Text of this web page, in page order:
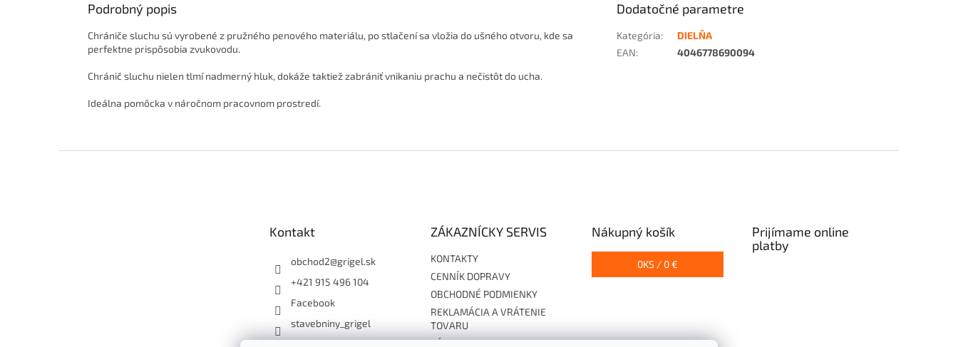
Podrobný popis
Chrániče sluchu sú vyrobené z pružného penového materiálu, po stlačení sa vložia do ušného otvoru, kde sa
perfektne prispôsobia zvukovodu.
Chránič sluchu nielen tlmí nadmerný hluk, dokáže taktiež zabrániť vnikaniu prachu a nečistôt do ucha.
Ideálna pomôcka v náročnom pracovnom prostredí.
Dodatočné parametre
Kategória:
DIELŇA
EAN: 4046778690094
Kontakt
obchod2@grigel.sk
+421 915 496 104
Facebook
stavebniny_grigel
+421915496104
ZÁKAZNÍCKY SERVIS
KONTAKTY
CENNÍK DOPRAVY
OBCHODNÉ PODMIENKY
REKLAMÁCIA A VRÁTENIE
TOVARU
ZÁSADY OCHRANY
Nákupný košík
0KS / 0 €
Prijímame online
platby